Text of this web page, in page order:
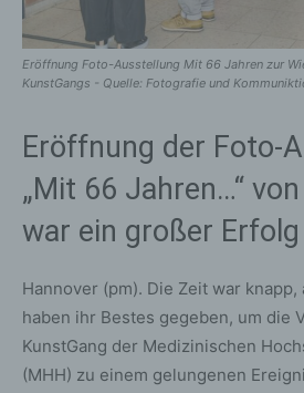
Eröffnung Foto-Ausstellung Mit 66 Jahren zur
KunstGangs - Quelle: Fotografie und
Eröffnung der Foto-
„Mit 66 Jahren…“
war ein großer Erfolg
Hannover (pm). Die Zeit war
haben ihr Bestes gegeben, um die
KunstGang der Medizinischen
(MHH) zu einem gelungenen